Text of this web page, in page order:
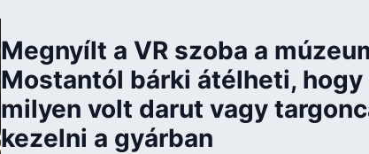
Megnyílt a VR szoba a
Mostantól bárki átélheti, hogy
milyen volt darut vagy
kezelni a gyárban